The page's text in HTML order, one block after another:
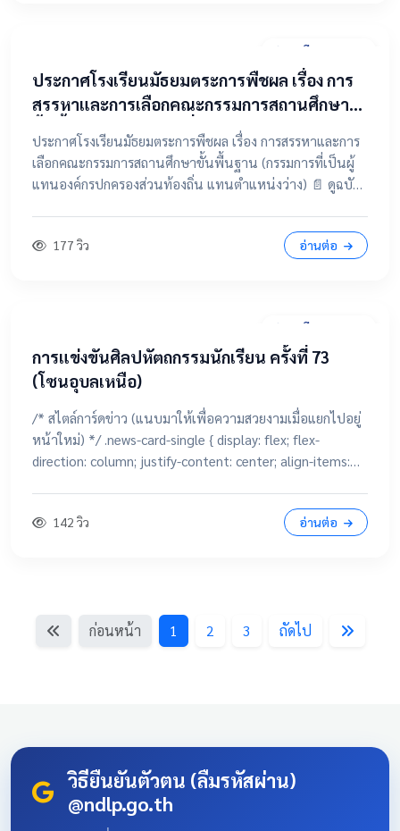
31 มีนาคม 2569
ประกาศโรงเรียนมัธยมตระการพืชผล เรื่อง การ
สรรหาและการเลือกคณะกรรมการสถานศึกษา
ขั้นพื้นฐาน (กรรมการที่เป็นผู้แทนองค์กร
ปกครองส่วนท้องถิ่น แทนตำแหน่งว่าง)
ประกาศโรงเรียนมัธยมตระการพืชผล เรื่อง การสรรหาและการ
เลือกคณะกรรมการสถานศึกษาขั้นพื้นฐาน (กรรมการที่เป็นผู้
แทนองค์กรปกครองส่วนท้องถิ่น แทนตำแหน่งว่าง) 📄 ดูฉบับ
177 วิว อ่านต่อ
28 มีนาคม 2569
การแข่งขันศิลปหัตถกรรมนักเรียน ครั้งที่ 73
(โซนอุบลเหนือ)
/* สไตล์การ์ดข่าว (แนบมาให้เพื่อความสวยงามเมื่อแยกไปอยู่
หน้าใหม่) */ .news-card-single { display: flex; flex-
direction: column; justify-content: center; align-items:
!important; transition: all 0.3s ease; text-align: center;
#003366 0%, #004080 100%); border-bottom: 5px solid
top: 10px; } .news-card-single::after { content: "🏆";
position: absolute; font-size: 8rem; bottom: -20px; right:
142 วิว อ่านต่อ
ก่อนหน้า 1 2 3 ถัดไป
วิธียืนยันตัวตน (ลืมรหัสผ่าน)
@ndlp.go.th